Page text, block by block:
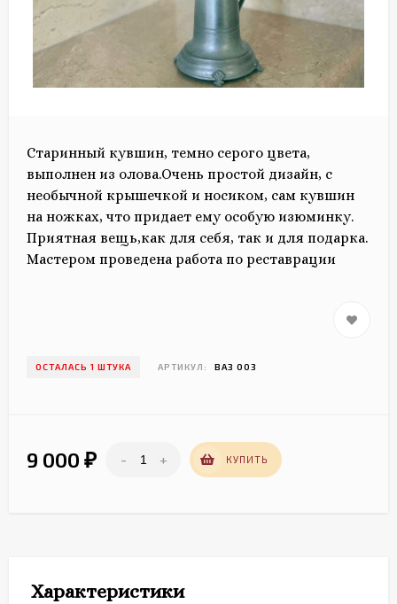
Старинный кувшин, темно серого цвета,
выполнен из олова.Очень простой дизайн, с
необычной крышечкой и носиком, сам кувшин
на ножках, что придает ему особую изюминку.
Приятная вещь,как для себя, так и для подарка.
Мастером проведена работа по реставрации
ОСТАЛАСЬ 1 ШТУКА АРТИКУЛ: ВАЗ 003
9 000 ₽ - + КУПИТЬ
Характеристики